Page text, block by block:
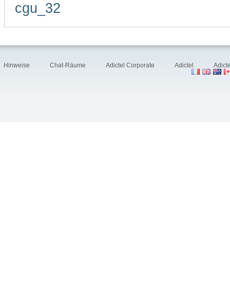
cgu_32
Hinweise Chat-Räume Adictel Corporate Adictel